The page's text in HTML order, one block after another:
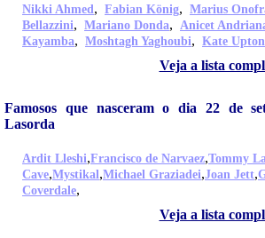
Nikki Ahmed, Fabian König, Marius
Bellazzini, Mariano Donda, Anicet
Kayamba, Moshtagh Yaghoubi, Kate Upton
Veja a lista
Famosos que nasceram o dia 22 de
Lasorda
Ardit Lleshi,Francisco de Narvaez,Tommy
Cave,Mystikal,Michael Graziadei,Joan Jett,
Coverdale,
Veja a lista